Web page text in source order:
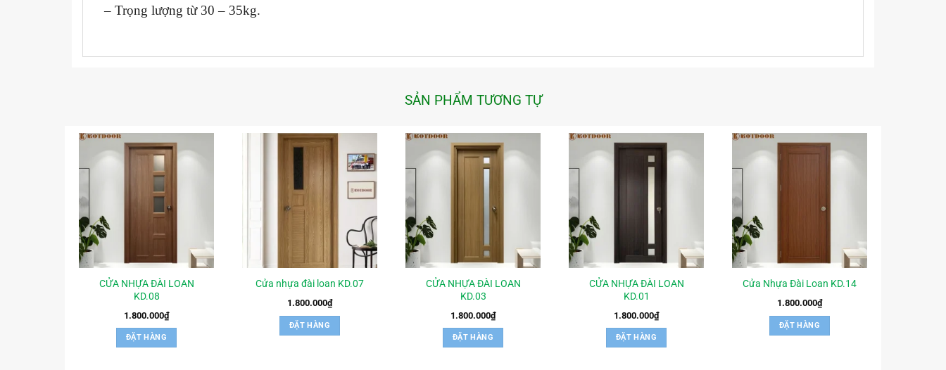
– Trọng lượng từ 30 – 35kg.
SẢN PHẨM TƯƠNG TỰ
CỬA NHỰA ĐÀI LOAN
KD.08
1.800.000₫
ĐẶT HÀNG
Cửa nhựa đài loan KD.07
1.800.000₫
ĐẶT HÀNG
CỬA NHỰA ĐÀI LOAN
KD.03
1.800.000₫
ĐẶT HÀNG
CỬA NHỰA ĐÀI LOAN
KD.01
1.800.000₫
ĐẶT HÀNG
Cửa Nhựa Đài Loan KD.14
1.800.000₫
ĐẶT HÀNG